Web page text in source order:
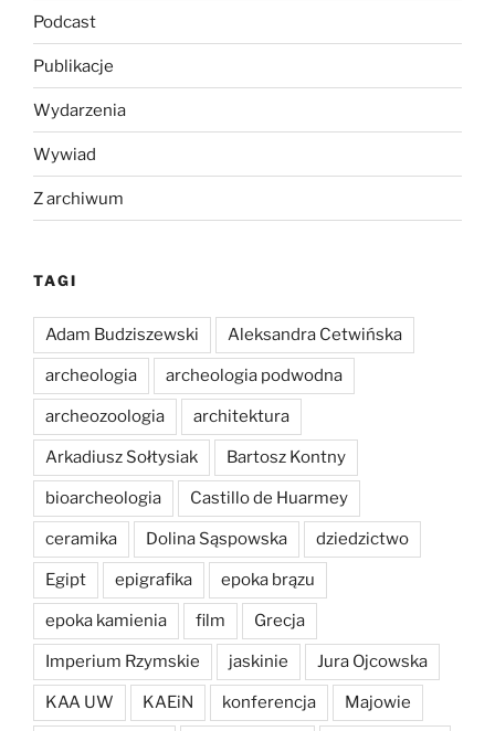
Podcast
Publikacje
Wydarzenia
Wywiad
Z archiwum
TAGI
Adam Budziszewski Aleksandra Cetwińska
archeologia archeologia podwodna
archeozoologia architektura
Arkadiusz Sołtysiak Bartosz Kontny
bioarcheologia Castillo de Huarmey
ceramika Dolina Sąspowska dziedzictwo
Egipt epigrafika epoka brązu
epoka kamienia film Grecja
Imperium Rzymskie jaskinie Jura Ojcowska
KAA UW KAEiN konferencja Majowie